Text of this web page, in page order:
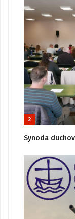
2
Synoda